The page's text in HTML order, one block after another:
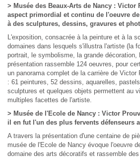
> Musée des Beaux-Arts de Nancy : Victor
aspect primordial et continu de l'oeuvre
à des sculptures, dessins, gravures et
L'exposition, consacrée à la peinture et à la
domaines dans lesquels s'illustra l'artiste (la
portrait, le symbolisme, la grande décoration,
présentation rassemble 124 oeuvres, pour
un panorama complet de la carrière de Victor
: 61 peintures, 52 dessins, aquarelles,
sculptures et quelques objets permettent au
multiples facettes de l'artiste.
> Musée de l'Ecole de Nancy : Victor
il en fut l'un des plus fervents défenseurs
A travers la présentation d'une centaine de
musée de l'Ecole de Nancy évoque l'oeuvre
domaine des arts décoratifs et rassemble